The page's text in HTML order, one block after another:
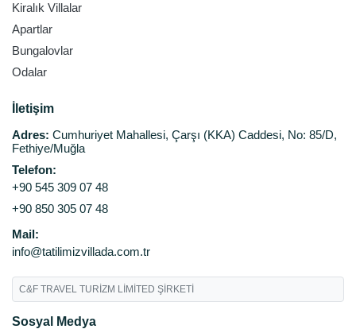
Kiralık Villalar
Apartlar
Bungalovlar
Odalar
İletişim
Adres: Cumhuriyet Mahallesi, Çarşı (KKA) Caddesi, No: 85/D,
Fethiye/Muğla
Telefon:
+90 545 309 07 48
+90 850 305 07 48
Mail:
info@tatilimizvillada.com.tr
C&F TRAVEL TURİZM LİMİTED ŞİRKETİ
Sosyal Medya